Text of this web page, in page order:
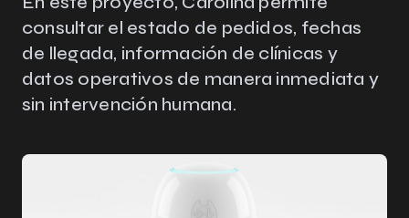
consultar el estado de pedidos, fechas
de llegada, información de clínicas y
datos operativos de manera inmediata y
sin intervención humana.